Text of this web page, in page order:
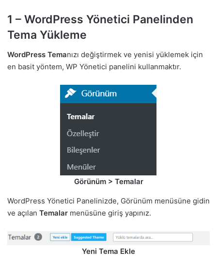
1 – WordPress Yönetici Panelinden
Tema Yükleme
WordPress Temanızı değiştirmek ve yenisi yüklemek için
en basit yöntem, WP Yönetici panelini kullanmaktır.
Görünüm > Temalar
WordPress Yönetici Panelinizde, Görünüm menüsüne gidin
ve açılan Temalar menüsüne giriş yapınız.
Yeni Tema Ekle